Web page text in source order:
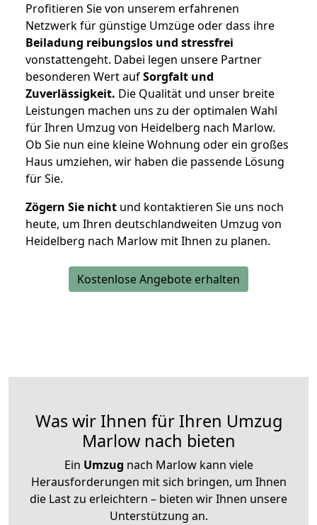
Profitieren Sie von unserem erfahrenen
Netzwerk für günstige Umzüge oder dass ihre
Beiladung reibungslos und stressfrei
vonstattengeht. Dabei legen unsere Partner
besonderen Wert aufSorgfalt und
Zuverlässigkeit. Die Qualität und unser breite
Leistungen machen uns zu der optimalen Wahl
für Ihren Umzug von Heidelberg nach Marlow.
Ob Sie nun eine kleine Wohnung oder ein großes
Haus umziehen, wir haben die passende Lösung
für Sie.
Zögern Sie nicht und kontaktieren Sie uns noch
heute, um Ihren deutschlandweiten Umzug von
Heidelberg nach Marlow mit Ihnen zu planen.
Kostenlose Angebote erhalten
Was wir Ihnen für Ihren Umzug
Marlow nach bieten
Ein Umzug nach Marlow kann viele
Herausforderungen mit sich bringen, um Ihnen
die Last zu erleichtern – bieten wir Ihnen unsere
Unterstützung an.